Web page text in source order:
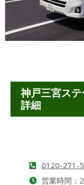
神戸三宮ス
詳細
0120-271-
営業時間：